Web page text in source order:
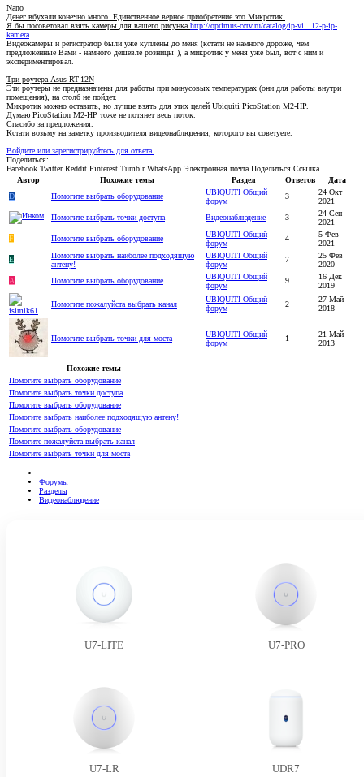
Nano
Денег вбухали конечно много. Единственное верное приобретение это Микротик.
Я бы посоветовал взять камеры для вашего рисунка http://optimus-cctv.ru/catalog/ip-vi...12-p-ip-
kamera
Видеокамеры и регистратор были уже куплены до меня (кстати не намного дороже, чем
предложенные Вами - намного дешевле розницы ), а микротик у меня уже был, вот с ним и
экспериментировал.
Три роутера Asus RT-12N
Эти роутеры не предназначены для работы при минусовых температурах (они для работы внутри
помещения), на столб не пойдет.
Микротик можно оставить, но лучше взять для этих целей Ubiquiti PicoStation M2-HP.
Думаю PicoStation M2-HP тоже не потянет весь поток.
Спасибо за предложения.
Кстати возьму на заметку производителя видеонаблюдения, которого вы советуете.
Войдите или зарегистрируйтесь для ответа.
Поделиться:
Facebook Twitter Reddit Pinterest Tumblr WhatsApp Электронная почта Поделиться Ссылка
Автор
Похожие темы Раздел Ответов
Дата
D
Помогите выбрать оборудование
UBIQUITI Общий
форум
3
24 Окт
2021
Помогите выбрать точки доступа
Видеонаблюдение 3
24 Сен
2021
F
Помогите выбрать оборудование
UBIQUITI Общий
форум
4
5 Фев
2021
E
Помогите выбрать наиболее подходящую
антену!
UBIQUITI Общий
форум
7
25 Фев
2020
A
Помогите выбрать оборудование
UBIQUITI Общий
форум
9
16 Дек
2019
Помогите пожалуйста выбрать канал
UBIQUITI Общий
форум
2
27 Май
2018
Помогите выбрать точки для моста
UBIQUITI Общий
форум
1
21 Май
2013
Похожие темы
Помогите выбрать оборудование
Помогите выбрать точки доступа
Помогите выбрать оборудование
Помогите выбрать наиболее подходящую антену!
Помогите выбрать оборудование
Помогите пожалуйста выбрать канал
Помогите выбрать точки для моста
Форумы
Разделы
Видеонаблюдение
U7-LITE U7-PRO
U7-LR UDR7